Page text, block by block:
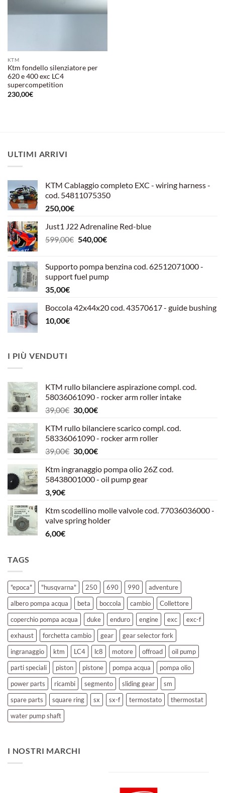
KTM
Ktm fondello silenziatore per
620 e 400 exc LC4
supercompetition
230,00€
ULTIMI ARRIVI
KTM Cablaggio completo EXC - wiring harness -
cod. 54811075350
250,00€
Just1 J22 Adrenaline Red-blue
599,00€ Il
era:
599,00€.
540,00€Il
è:
540,00€.
Supporto pompa benzina cod. 62512071000 -
support fuel pump
35,00€
Boccola 42x44x20 cod. 43570617 - guide bushing
10,00€
I PIÙ VENDUTI
KTM rullo bilanciere aspirazione compl. cod.
58036061090 - rocker arm roller intake
39,00€ Il
originale
era:
39,00€.
30,00€Il
attuale
è:
30,00€.
KTM rullo bilanciere scarico compl. cod.
58336061090 - rocker arm roller
39,00€ Il
originale
era:
30,00€Il
attuale
è:
Ktm ingranaggio pompa olio 26Z cod.
58438001000 - oil pump gear
3,90€
Ktm scodellino molle valvole cod. 77036036000 -
valve spring holder
6,00€
TAGS
"epoca" "husqvarna" 250 690 990
adventure
albero pompa acqua
beta boccola cambio
Collettore
coperchio pompa acqua
duke enduro engine exc
exc-f
exhaust
forchetta cambio gear
gear selector fork
ingranaggio
ktm LC4 lc8 motore offroad
oil pump
parti speciali
piston pistone pompa acqua
pompa olio
power parts
ricambi segmento sliding gear
sm
spare parts
square ring sx sx-f termostato
thermostat
water pump shaft
I NOSTRI MARCHI